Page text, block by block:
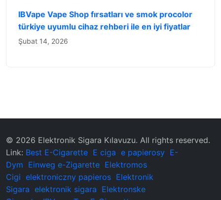
IBVape Vape Shop fırsatları ve smok procolor
türkiye uyumlu cihaz rehberi ile en iyi fiyatlar
Şubat 14, 2026
© 2026 ‌Elektronik Sigara Kılavuzu‌. All rights reserved.
Link: Best E-Cigarette E ciga e papierosy E-
Dym Einweg e-Zigarette Elektromos
Cigi elektroniczny papieros Elektronik
Sigara elektronik sigara Elektronske